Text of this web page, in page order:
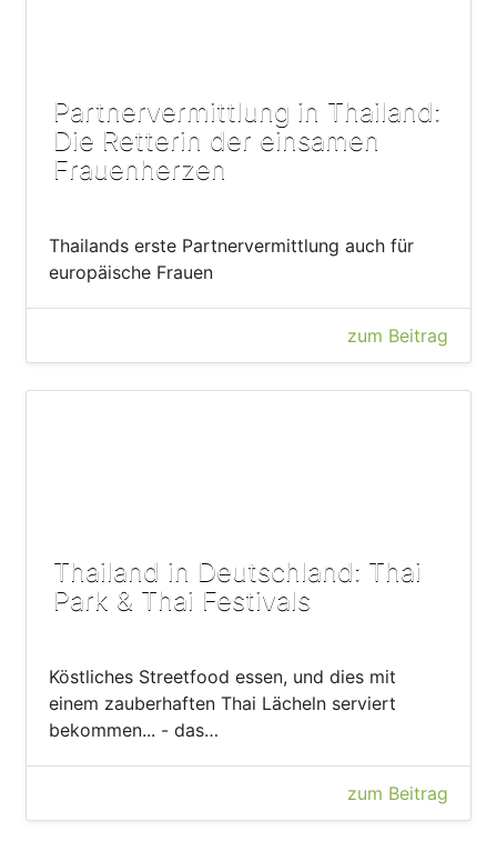
Partnervermittlung in Thailand:
Die Retterin der einsamen
Frauenherzen
Thailands erste Partnervermittlung auch für
europäische Frauen
zum Beitrag
Thailand in Deutschland: Thai
Park & Thai Festivals
Köstliches Streetfood essen, und dies mit
einem zauberhaften Thai Lächeln serviert
bekommen... - das…
zum Beitrag